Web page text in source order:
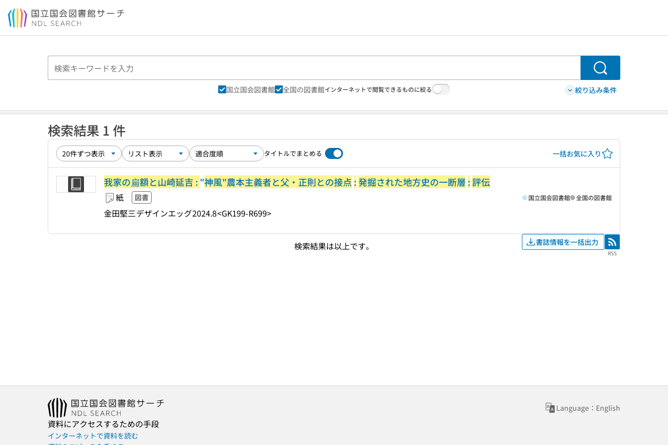
本文へ移動
検索
国立国会図書館 全国の図書館インターネットで閲覧できるものに絞る 絞り込み条件
検索結果 1 件
タイトルでまとめる 一括お気に入り
我家の扁額と山崎延吉 : "神風"農本主義者と父・正則との接点 :発掘された地方史の一断層 :評伝
紙 図書
金田堅三デザインエッグ2024.8<GK199-R699>
国立国会図書館 全国の図書館
検索結果は以上です。 書誌情報を一括出力 RSS
RSS
Language：English
資料にアクセスするための手段
インターネットで資料を読む